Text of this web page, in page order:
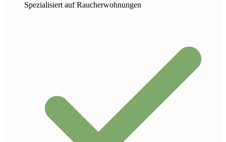
Spezialisiert auf Raucherwohnungen